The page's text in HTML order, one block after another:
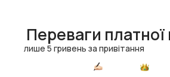
Переваги платної
лише 5 гривень за привітання